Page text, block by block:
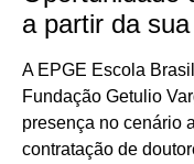
a partir da
A EPGE Escola
Fundação Getulio
presença no cenário
contratação de